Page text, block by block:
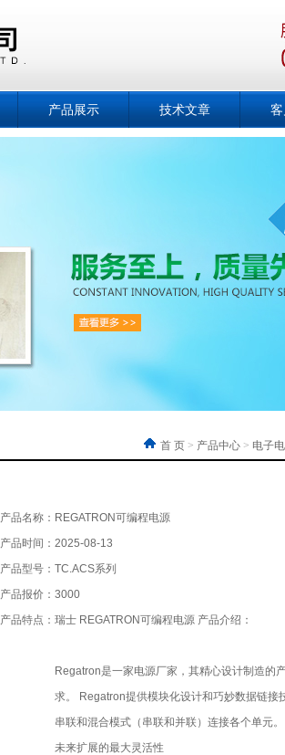
产品展示 技术文章
首 页 > 产品中心 > 电子
产品名称： REGATRON可编程电源
产品时间： 2025-08-13
产品型号： TC.ACS系列
产品报价： 3000
产品特点： 瑞士 REGATRON可编程电源 产品介绍：
Regatron是一家电源厂家，其精心设计制造的
求。 Regatron提供模块化设计和巧妙数据链接
串联和混合模式（串联和并联）连接各个单元
未来扩展的最大灵活性